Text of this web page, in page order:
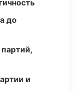
до
и